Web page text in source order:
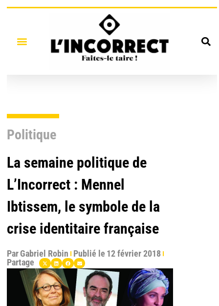
Politique
La semaine politique de
L’Incorrect : Mennel
Ibtissem, le symbole de la
crise identitaire française
ParGabriel Robin Publié le 12 février 2018
Partage